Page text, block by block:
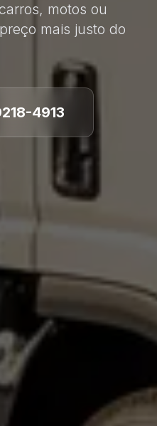
motos ou
mais justo do
4913